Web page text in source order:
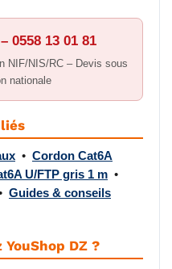
0558 13 01 81
NIF/NIS/RC – Devis sous
nationale
• Cordon Cat6A
U/FTP gris 1 m •
Guides & conseils
DZ ?